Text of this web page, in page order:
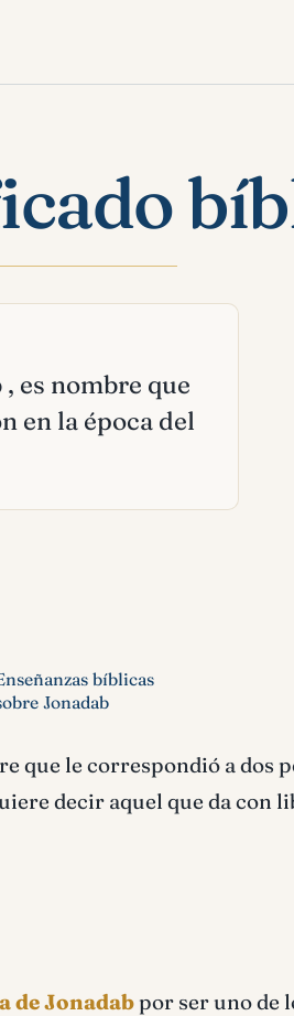
es nombre que
en la época del
bíblicas
Jonadab
que le correspondió a dos
decir aquel que da con
de Jonadabpor ser uno de